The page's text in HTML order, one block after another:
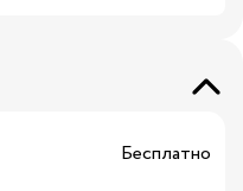
Бесплатно